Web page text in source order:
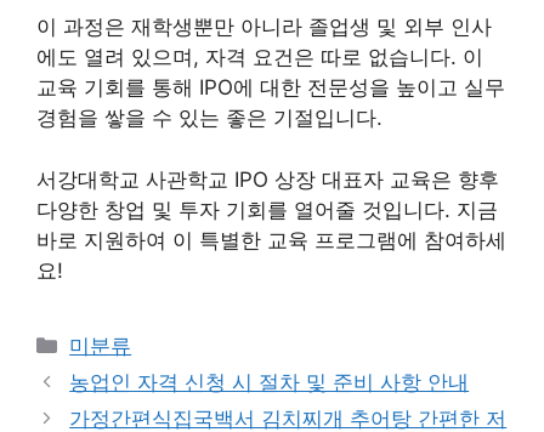
이 과정은 재학생뿐만 아니라 졸업생 및 외부 인사
에도 열려 있으며, 자격 요건은 따로 없습니다. 이
교육 기회를 통해 IPO에 대한 전문성을 높이고 실무
경험을 쌓을 수 있는 좋은 기절입니다.
서강대학교 사관학교 IPO 상장 대표자 교육은 향후
다양한 창업 및 투자 기회를 열어줄 것입니다. 지금
바로 지원하여 이 특별한 교육 프로그램에 참여하세
요!
Categories
미분류
농업인 자격 신청 시 절차 및 준비 사항 안내
가정간편식집국백서 김치찌개 추어탕 간편한 저